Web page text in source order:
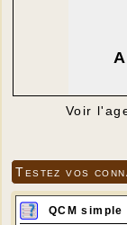
Voir
Testez vos
QCM simple